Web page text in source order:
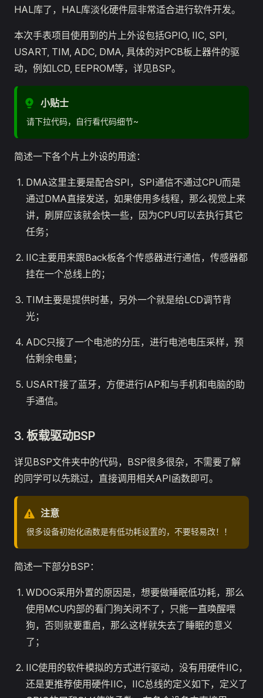
HAL库了，HAL库淡化硬件层非常适合进行软件开发。
本次手表项目使用到的片上外设包括GPIO, IIC, SPI,
USART, TIM, ADC, DMA, 具体的对PCB板上器件的驱
动，例如LCD, EEPROM等，详见BSP。
小贴士
请下拉代码，自行看代码细节~
简述一下各个片上外设的用途：
DMA这里主要是配合SPI，SPI通信不通过CPU而是
通过DMA直接发送，如果使用多线程，那么视觉上来
讲，刷屏应该就会快一些，因为CPU可以去执行其它
任务；
IIC主要用来跟Back板各个传感器进行通信，传感器都
挂在一个总线上的；
TIM主要是提供时基，另外一个就是给LCD调节背
光；
ADC只接了一个电池的分压，进行电池电压采样，预
估剩余电量；
USART接了蓝牙，方便进行IAP和与手机和电脑的助
手通信。
3. 板载驱动BSP
详见BSP文件夹中的代码，BSP很多很杂，不需要了解
的同学可以先跳过，直接调用相关API函数即可。
注意
很多设备初始化函数是有低功耗设置的，不要轻易改！！
简述一下部分BSP：
WDOG采用外置的原因是，想要做睡眠低功耗，那么
使用MCU内部的看门狗关闭不了，只能一直唤醒喂
狗，否则就要重启，那么这样就失去了睡眠的意义
了；
IIC使用的软件模拟的方式进行驱动，没有用硬件IIC，
还是更推荐使用硬件IIC，IIC总线的定义如下，定义了